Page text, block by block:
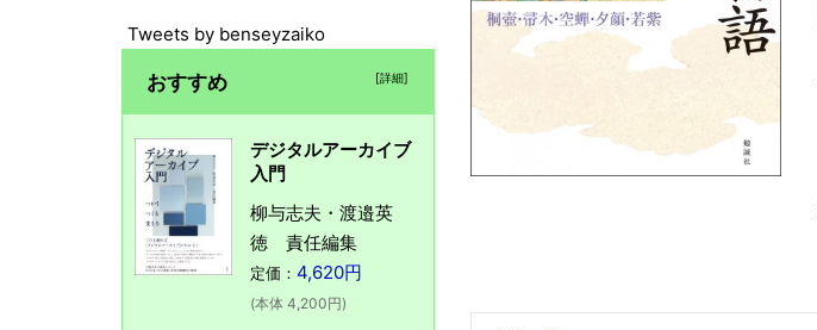
Tweets by benseyzaiko
おすすめ [詳細]
デジタルアーカイブ
入門
柳与志夫・渡邉英
徳 責任編集
定価： 4,620円
(本体 4,200円)